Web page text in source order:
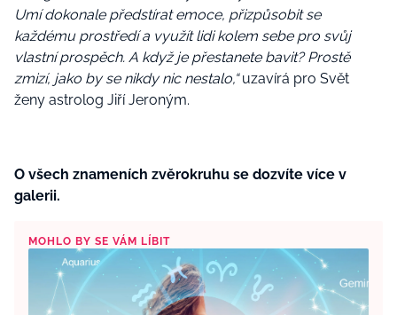
Umí dokonale předstírat emoce, přizpůsobit se
každému prostředí a využít lidi kolem sebe pro svůj
vlastní prospěch. A když je přestanete bavit? Prostě
zmizí, jako by se nikdy nic nestalo,“uzavírá pro Svět
ženy astrolog Jiří Jeroným.
O všech znameních zvěrokruhu se dozvíte více v
galerii.
MOHLO BY SE VÁM LÍBIT